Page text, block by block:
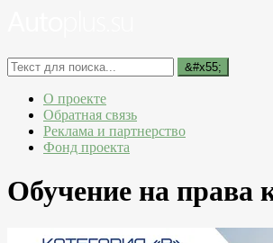
О проекте
Обратная связь
Реклама и партнерство
Фонд проекта
Обучение на права